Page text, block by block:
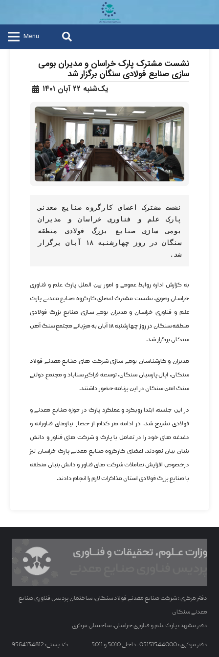
Menu
نشست مشترک پارک خراسان و مدیران بومی
سازی صنایع فولادی سنگان برگزار شد
یک‌شنبه ۲۲ آبان ۱۴۰۱
نشست مشترک اعضای کارگروه صنایع معدنی
پارک علم و فناوری خراسان و مدیران
شد.
به گزارش اداره روابط عمومی و امور بین الملل پارک علم و فناوری
خراسان رضوی، نشست مشترک اعضای کارگروه صنایع معدنی پارک
علم و فناوری خراسان و مدیران بومی سازی صنایع بزرگ فولادی
منطقه سنگان در روز چهارشنبه ۱۸ آبان به میزبانی مجتمع سنگ آهن
سنگان برگزار شد.
مدیران و کارشناسان بومی سازی شرکت های صنایع معدنی فولاد
سنگان، اپال پارسیان سنگان، توسعه فراگیر سناباد و مجتمع دولتی
سنگ اهن سنگان در این برنامه حضور داشتند.
در این جلسه، ابتدا رویکرد و عملکرد پارک در حوزه صنایع معدنی و
فولادی تشریح شد. در ادامه هر کدام از حضار نیازهای فناورانه و
دغدغه های خود را در تعامل با پارک و شرکت های فناور و دانش
بنیان بیان نمودند. اعضای کارگروه صنایع معدنی پارک خراسان نیز
درخصوص افزایش تعاملات شرکت های فناور و دانش بنیان منطقه
با صنایع بزرگ فولادی استان مذاکرات لازم را انجام دادند.
دفتر مرکزی : شرکت صنایع معدنی فولاد سنگان، ساختمان پردیس فناوری صنایع
معدنی سنگان
دفتر مشهد : پارک علم و فناوری خراسان، ساختمان مرکزی
کد پستی: 9564134812 دفتر مرکزی : 05151544000-داخلی 5010 و 5011